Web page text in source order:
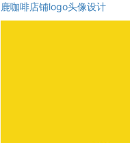
鹿咖啡店铺logo头像设计